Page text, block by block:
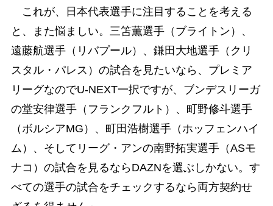
これが、日本代表選手に注目することを考える
と、また悩ましい。三笘薫選手（ブライトン）、
遠藤航選手（リバプール）、鎌田大地選手（クリ
スタル・パレス）の試合を見たいなら、プレミア
リーグなのでU-NEXT一択ですが、ブンデスリーガ
の堂安律選手（フランクフルト）、町野修斗選手
（ボルシアMG）、町田浩樹選手（ホッフェンハイ
ム）、そしてリーグ・アンの南野拓実選手（ASモ
ナコ）の試合を見るならDAZNを選ぶしかない。す
べての選手の試合をチェックするなら両方契約せ